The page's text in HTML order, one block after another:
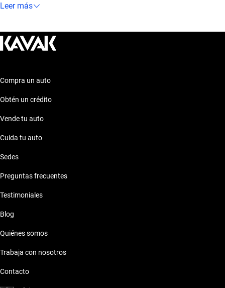
experiencia de conducción sofisticada y confiable. Explora
más sobre ellos en nuestra sección de autos similares!
Leer más
Compra un auto
Obtén un crédito
Vende tu auto
Cuida tu auto
Sedes
Preguntas frecuentes
Testimoniales
Blog
Quiénes somos
Trabaja con nosotros
Contacto